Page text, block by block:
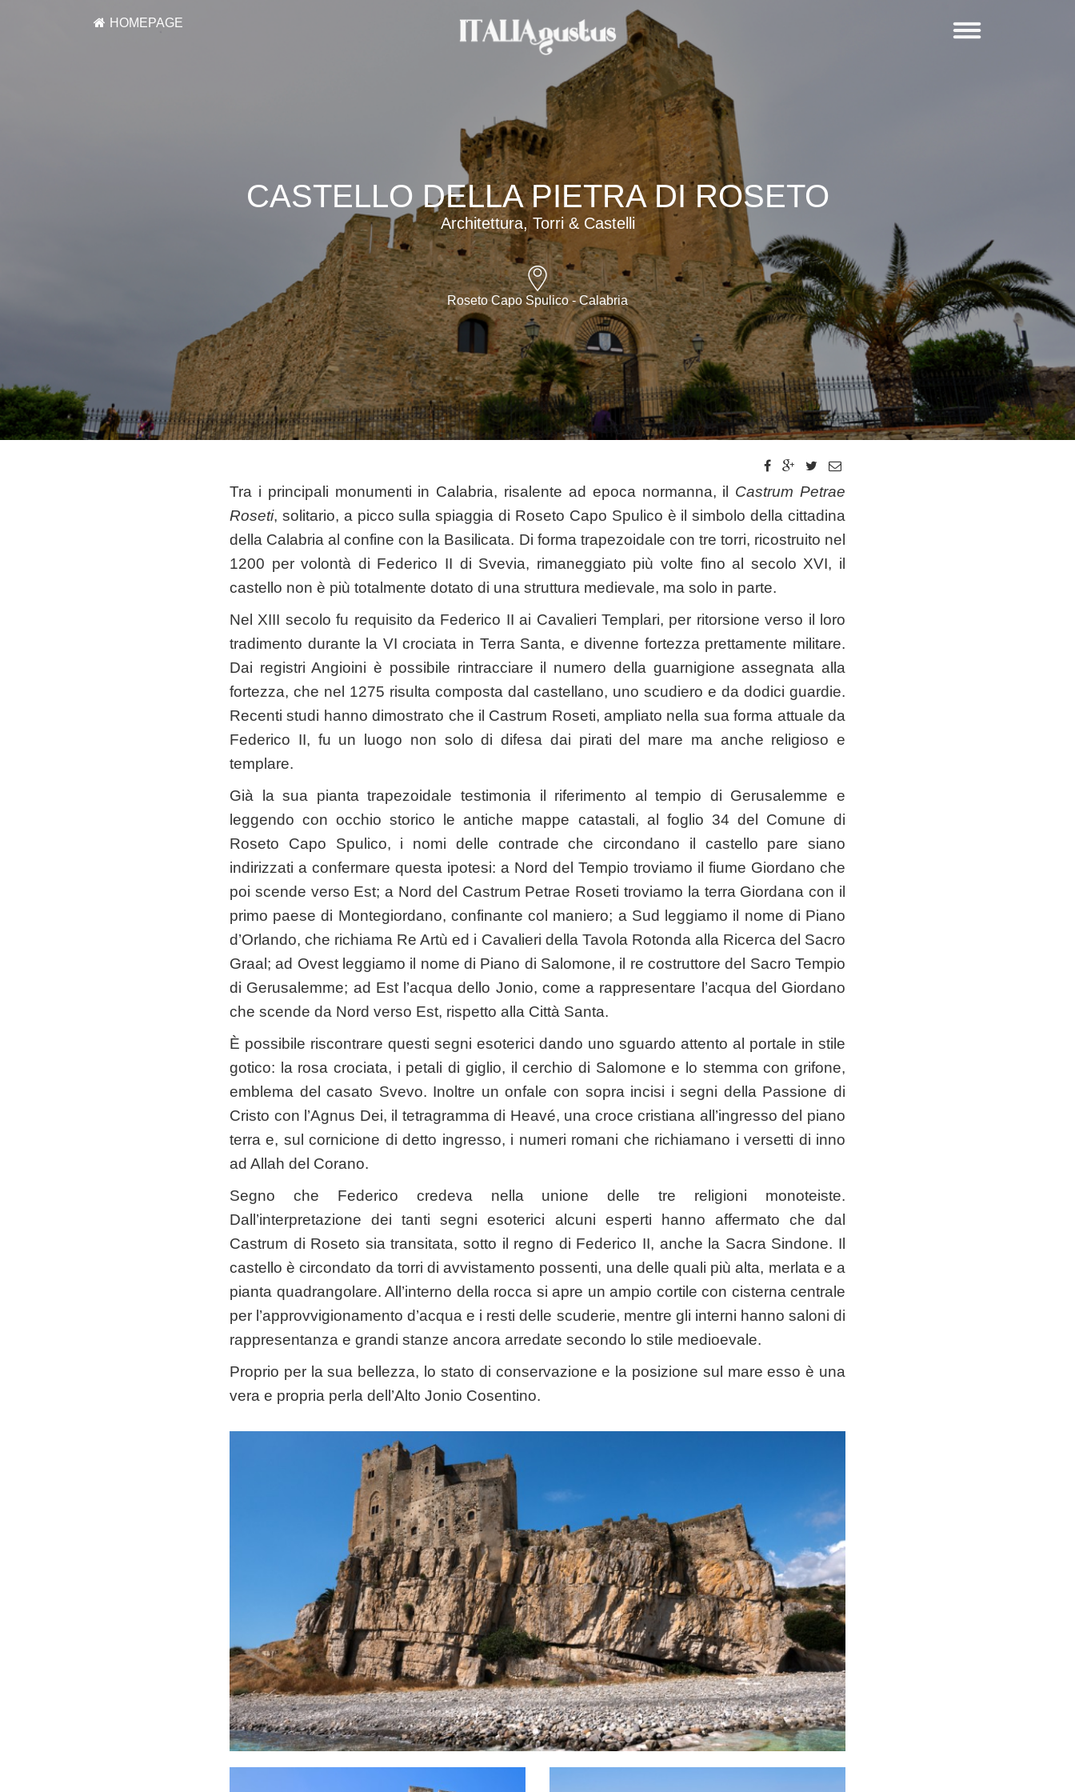
HOMEPAGE
CASTELLO DELLA PIETRA DI ROSETO
Architettura, Torri & Castelli
Roseto Capo Spulico - Calabria
Tra i principali monumenti in Calabria, risalente ad epoca normanna, il Castrum Petrae
Roseti, solitario, a picco sulla spiaggia di Roseto Capo Spulico è il simbolo della cittadina
della Calabria al confine con la Basilicata. Di forma trapezoidale con tre torri, ricostruito nel
1200 per volontà di Federico II di Svevia, rimaneggiato più volte fino al secolo XVI, il
castello non è più totalmente dotato di una struttura medievale, ma solo in parte.
Nel XIII secolo fu requisito da Federico II ai Cavalieri Templari, per ritorsione verso il loro
tradimento durante la VI crociata in Terra Santa, e divenne fortezza prettamente militare.
Dai registri Angioini è possibile rintracciare il numero della guarnigione assegnata alla
fortezza, che nel 1275 risulta composta dal castellano, uno scudiero e da dodici guardie.
Recenti studi hanno dimostrato che il Castrum Roseti, ampliato nella sua forma attuale da
Federico II, fu un luogo non solo di difesa dai pirati del mare ma anche religioso e
templare.
Già la sua pianta trapezoidale testimonia il riferimento al tempio di Gerusalemme e
leggendo con occhio storico le antiche mappe catastali, al foglio 34 del Comune di
Roseto Capo Spulico, i nomi delle contrade che circondano il castello pare siano
indirizzati a confermare questa ipotesi: a Nord del Tempio troviamo il fiume Giordano che
poi scende verso Est; a Nord del Castrum Petrae Roseti troviamo la terra Giordana con il
primo paese di Montegiordano, confinante col maniero; a Sud leggiamo il nome di Piano
d’Orlando, che richiama Re Artù ed i Cavalieri della Tavola Rotonda alla Ricerca del Sacro
Graal; ad Ovest leggiamo il nome di Piano di Salomone, il re costruttore del Sacro Tempio
di Gerusalemme; ad Est l’acqua dello Jonio, come a rappresentare l’acqua del Giordano
che scende da Nord verso Est, rispetto alla Città Santa.
È possibile riscontrare questi segni esoterici dando uno sguardo attento al portale in stile
gotico: la rosa crociata, i petali di giglio, il cerchio di Salomone e lo stemma con grifone,
emblema del casato Svevo. Inoltre un onfale con sopra incisi i segni della Passione di
Cristo con l’Agnus Dei, il tetragramma di Heavé, una croce cristiana all’ingresso del piano
terra e, sul cornicione di detto ingresso, i numeri romani che richiamano i versetti di inno
ad Allah del Corano.
Segno che Federico credeva nella unione delle tre religioni monoteiste.
Dall’interpretazione dei tanti segni esoterici alcuni esperti hanno affermato che dal
Castrum di Roseto sia transitata, sotto il regno di Federico II, anche la Sacra Sindone. Il
castello è circondato da torri di avvistamento possenti, una delle quali più alta, merlata e a
pianta quadrangolare. All’interno della rocca si apre un ampio cortile con cisterna centrale
per l’approvvigionamento d’acqua e i resti delle scuderie, mentre gli interni hanno saloni di
rappresentanza e grandi stanze ancora arredate secondo lo stile medioevale.
Proprio per la sua bellezza, lo stato di conservazione e la posizione sul mare esso è una
vera e propria perla dell’Alto Jonio Cosentino.